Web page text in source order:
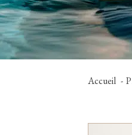
Accueil